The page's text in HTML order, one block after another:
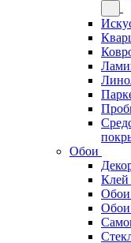
Обои
Клей
Обои